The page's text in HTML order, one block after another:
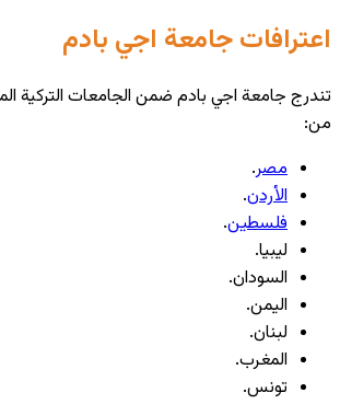
اعترافات جامعة اجي بادم
تندرج جامعة اجي بادم ضمن الجامعات التركية
من:
مصر.
الأردن.
فلسطين.
ليبيا.
السودان.
اليمن.
لبنان.
المغرب.
تونس.